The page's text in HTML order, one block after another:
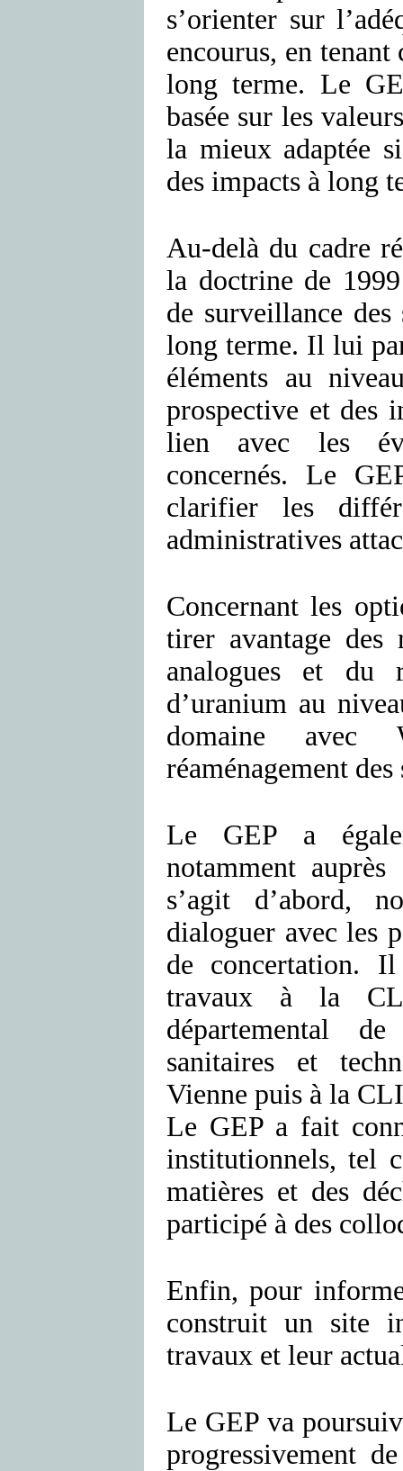
s’orienter sur
encourus, en
long terme. Le
basée sur les
la mieux adaptée
des impacts à long
Au-delà du cadre
la doctrine de
de surveillance
long terme. Il lui
éléments au
prospective et des
lien avec les
concernés. Le
clarifier les
administratives
Concernant les
tirer avantage des
analogues et du
d’uranium au
domaine avec
réaménagement
Le GEP a
notamment
s’agit d’abord,
dialoguer avec les
de concertation.
travaux à la
départemental
sanitaires et
Vienne puis à la
Le GEP a fait
institutionnels, tel
matières et des
participé à des
Enfin, pour
construit un site
travaux et leur
Le GEP va
progressivement